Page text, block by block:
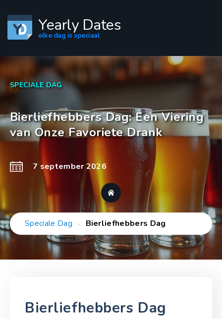
Yearly Dates
elke dag is speciaal
SPECIALE DAG
Bierliefhebbers Dag: Een Viering
van Onze Favoriete Drank
7 september 2026
Speciale Dag Bierliefhebbers Dag
Bierliefhebbers Dag